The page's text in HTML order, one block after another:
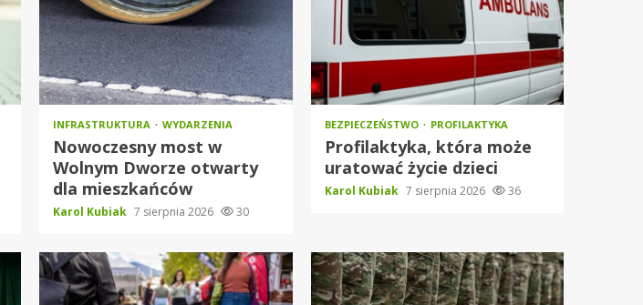
INFRASTRUKTURA WYDARZENIA
Nowoczesny most w
Wolnym Dworze otwarty
dla mieszkańców
Karol Kubiak 7 sierpnia 2026 30
BEZPIECZEŃSTWO PROFILAKTYKA
Profilaktyka, która może
uratować życie dzieci
Karol Kubiak 7 sierpnia 2026 36